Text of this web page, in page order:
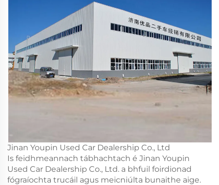
Jinan Youpin Used Car Dealership Co., Ltd
Is feidhmeannach tábhachtach é Jinan Youpin
Used Car Dealership Co., Ltd. a bhfuil foirdionad
fógraíochta trucáil agus meicniúlta bunaithe aige.